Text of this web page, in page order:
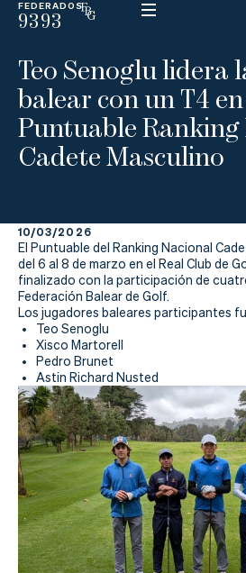
FEDERADOS
9393
ESP
N
D
I
C
A
P
La
Federación
Federarse
Jugar
Aprender
Actualidad
Tienda
Teo Senoglu lidera
balear con un T4
Puntuable
Cadete Masculino
10/03/2026
El Puntuable del Ranking Nacional
del 6 al 8 de marzo en el Real Club de
finalizado con la participación de
Federación Balear de Golf.
Los jugadores baleares participantes
Teo Senoglu
Xisco Martorell
Pedro Brunet
Astin Richard Nusted